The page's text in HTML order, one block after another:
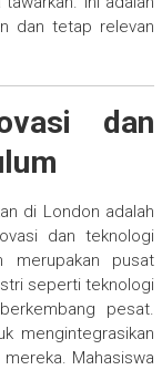
dan tetap relevan
dan
di London adalah
dan teknologi
merupakan pusat
seperti teknologi
pesat.
mengintegrasikan
Mahasiswa